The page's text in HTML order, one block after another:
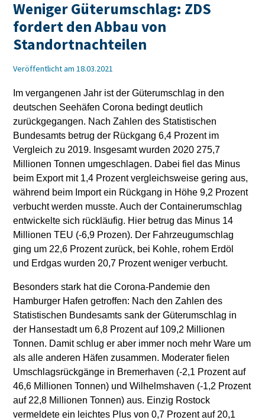
Weniger Güterumschlag: ZDS
fordert den Abbau von
Standortnachteilen
Veröffentlicht am 18.03.2021
Im vergangenen Jahr ist der Güterumschlag in den
deutschen Seehäfen Corona bedingt deutlich
zurückgegangen. Nach Zahlen des Statistischen
Bundesamts betrug der Rückgang 6,4 Prozent im
Vergleich zu 2019. Insgesamt wurden 2020 275,7
Millionen Tonnen umgeschlagen. Dabei fiel das Minus
beim Export mit 1,4 Prozent vergleichsweise gering aus,
während beim Import ein Rückgang in Höhe 9,2 Prozent
verbucht werden musste. Auch der Containerumschlag
entwickelte sich rückläufig. Hier betrug das Minus 14
Millionen TEU (-6,9 Prozen). Der Fahrzeugumschlag
ging um 22,6 Prozent zurück, bei Kohle, rohem Erdöl
und Erdgas wurden 20,7 Prozent weniger verbucht.
Besonders stark hat die Corona-Pandemie den
Hamburger Hafen getroffen: Nach den Zahlen des
Statistischen Bundesamts sank der Güterumschlag in
der Hansestadt um 6,8 Prozent auf 109,2 Millionen
Tonnen. Damit schlug er aber immer noch mehr Ware um
als alle anderen Häfen zusammen. Moderater fielen
Umschlagsrückgänge in Bremerhaven (-2,1 Prozent auf
46,6 Millionen Tonnen) und Wilhelmshaven (-1,2 Prozent
auf 22,8 Millionen Tonnen) aus. Einzig Rostock
vermeldete ein leichtes Plus von 0,7 Prozent auf 20,1